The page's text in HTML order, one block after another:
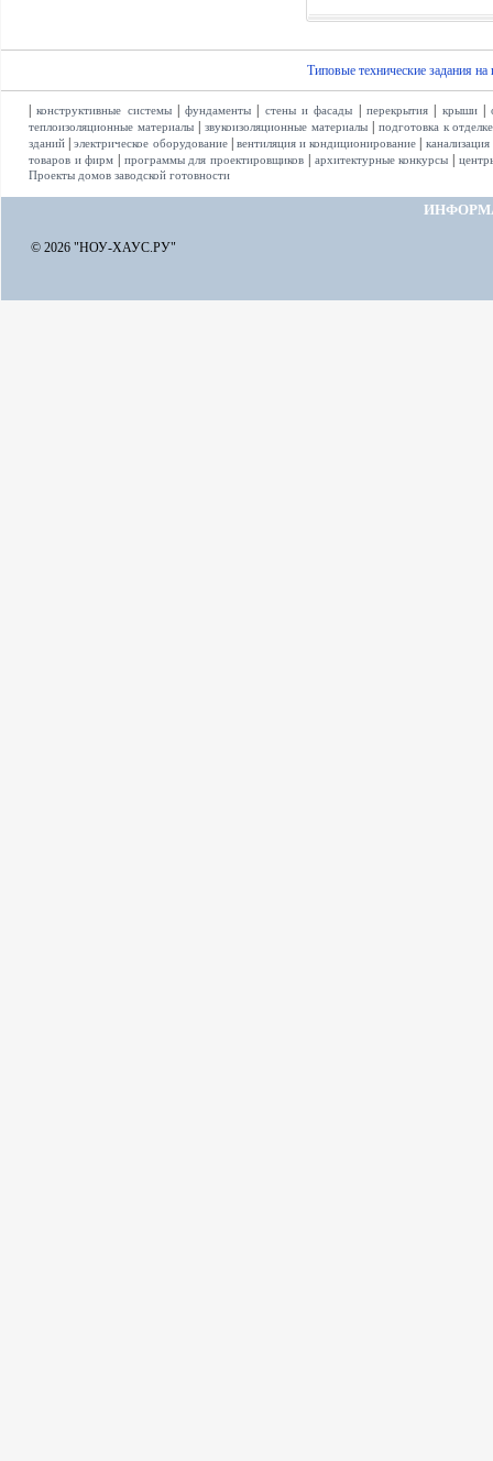
Типовые технические задания на
|конструктивные системы|фундаменты стены и фасады перекрытия| крыши|
теплоизоляционные материалы| звукоизоляционные материалы|
подготовка к отделке
зданий |электрическое оборудование| вентиляция и кондиционирование канализация
товаров и фирм программы для проектировщиков архитектурные конкурсы
Проекты домов заводской готовности
© 2026 "НОУ-ХАУС.РУ"